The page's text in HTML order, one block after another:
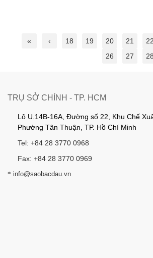
« ‹ 18 19 20 21 22
26
27 28
TRỤ SỞ CHÍNH - TP. HCM
Lô U.14B-16A, Đường số 22, Khu Chế
Phường Tân Thuận, TP. Hồ Chí Minh
Tel: +84 28 3770 0968
Fax: +84 28 3770 0969
* info@saobacdau.vn